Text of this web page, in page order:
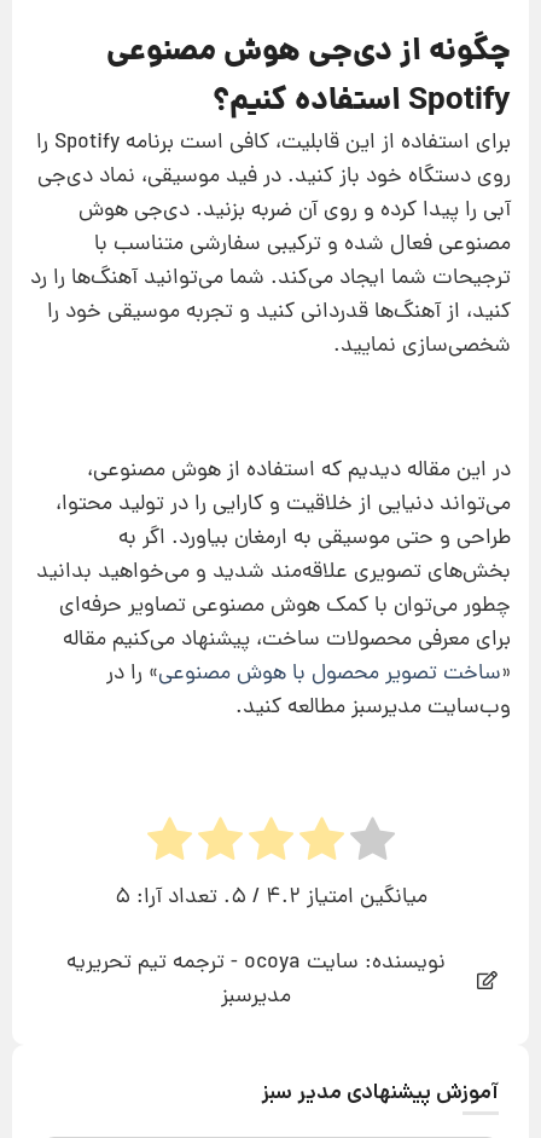
چگونه از دی‌جی هوش مصنوعی
Spotify استفاده کنیم؟
برای استفاده از این قابلیت، کافی است برنامه Spotify را
روی دستگاه خود باز کنید. در فید موسیقی، نماد دی‌جی
آبی را پیدا کرده و روی آن ضربه بزنید. دی‌جی هوش
مصنوعی فعال شده و ترکیبی سفارشی متناسب با
ترجیحات شما ایجاد می‌کند. شما می‌توانید آهنگ‌ها را رد
کنید، از آهنگ‌ها قدردانی کنید و تجربه موسیقی خود را
شخصی‌سازی نمایید.
در این مقاله دیدیم که استفاده از هوش مصنوعی،
می‌تواند دنیایی از خلاقیت و کارایی را در تولید محتوا،
طراحی و حتی موسیقی به ارمغان بیاورد. اگر به
بخش‌های تصویری علاقه‌مند شدید و می‌خواهید بدانید
چطور می‌توان با کمک هوش مصنوعی تصاویر حرفه‌ای
برای معرفی محصولات ساخت، پیشنهاد می‌کنیم مقاله
«ساخت تصویر محصول با هوش مصنوعی» را در
وب‌سایت مدیرسبز مطالعه کنید.
میانگین امتیاز 4.2 / 5. تعداد آرا:
5
نویسنده: سایت ocoya - ترجمه تیم تحریریه
مدیرسبز
آموزش پیشنهادی مدیر سبز